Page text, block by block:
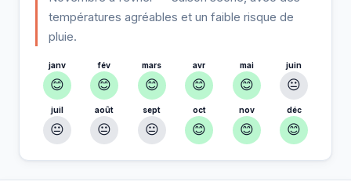
températures agréables et un faible risque de
pluie.
janv
😊
fév
😊
mars
😊
avr
😊
mai
😊
juin
😐
juil
😐
août
😐
sept
😐
oct
😊
nov
😊
déc
😊